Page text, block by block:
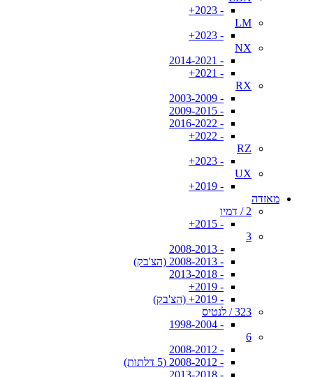
- 2023+
LM
- 2023+
NX
- 2014-2021
- 2021+
RX
- 2003-2009
- 2009-2015
- 2016-2022
- 2022+
RZ
- 2023+
UX
- 2019+
מאזדה
2 / דמיו
- 2015+
3
- 2008-2013
- 2008-2013 (הצ'בק)
- 2013-2018
- 2019+
- 2019+ (הצ'בק)
323 / לנטיס
- 1998-2004
6
- 2008-2012
- 2008-2012 (5 דלתות)
- 2013-2018